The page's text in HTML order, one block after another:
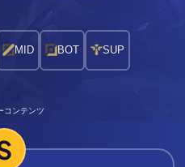
MID BOT SUP
コンテンツ